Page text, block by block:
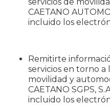
CAETANO
incluido los
Remitirte
servicios en torno a
movilidad y
CAETANO SGPS,
incluido los